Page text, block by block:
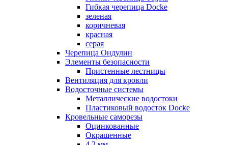
Гибкая черепица Docke
зеленая
коричневая
красная
серая
Черепица Ондулин
Элементы безопасности
Пристенные лестницы
Вентиляция для кровли
Водосточные системы
Металлические водостоки
Пластиковый водосток Docke
Кровельные саморезы
Оцинкованные
Окрашенные